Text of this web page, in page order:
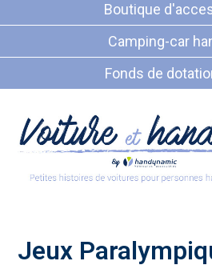
Boutique
Camping-car
Fonds de
Jeux